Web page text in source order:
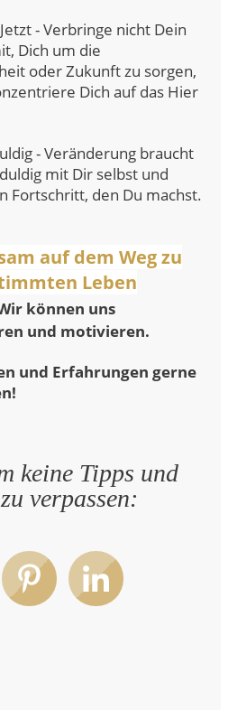
- Verbringe nicht Dein
Dich um die
oder Zukunft zu sorgen,
Dich auf das Hier
- Veränderung braucht
mit Dir selbst und
Fortschritt, den Du machst.
auf dem Weg zu
Leben
können uns
und motivieren.
und Erfahrungen gerne
keine Tipps und
verpassen: